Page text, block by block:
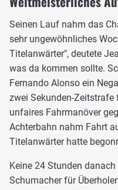
Seinen Lauf nahm das
sehr ungewöhnliches
Titelanwärter", deutete
was da kommen sollte.
Fernando Alonso ein
zwei Sekunden-Zeitstrafe
unfaires Fahrmanöver
Achterbahn nahm Fahrt
Titelanwärter hatte
Keine 24 Stunden
Schumacher für